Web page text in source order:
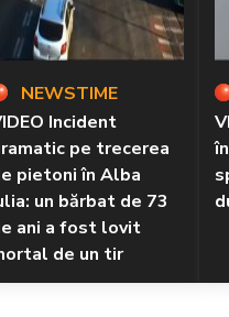
NEWSTIME
Incident
pe trecerea
pietoni în Alba
un bărbat de 73
ani a fost lovit
de un tir